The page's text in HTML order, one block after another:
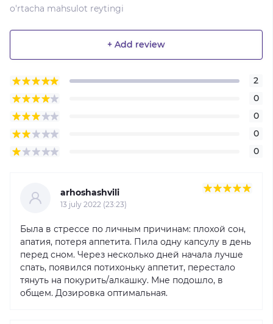
o'rtacha mahsulot reytingi
+ Add review
2
0
0
0
0
arhoshashvili
13 july 2022 (23:23)
Была в стрессе по личным причинам: плохой сон,
апатия, потеря аппетита. Пила одну капсулу в день
перед сном. Через несколько дней начала лучше
спать, появился потихоньку аппетит, перестало
тянуть на покурить/алкашку. Мне подошло, в
общем. Дозировка оптимальная.